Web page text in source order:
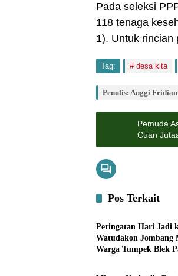
Pada seleksi
118 tenaga
1). Untuk rincian
Tag: desa kita
Penulis: Anggi
Pemuda
Cuan
Pos Terkait
Pemerintahan
Peringatan Hari Jadi
Watudakon Jombang
Warga Tumpek Blek
Pemerintahan